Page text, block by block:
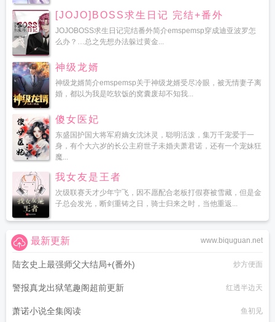
[JOJO]BOSS求生日记 完结+番外
JOJOBOSS求生日记完结番外简介emspemsp穿成迪亚波罗怎
么办？…总之先想办法躲过黄金...
神级龙婿
神级龙婿简介emspemsp关于神级龙婿受尽冷眼，被无情妻子离
婚，都以为我是吃软饭的窝囊废却不知我...
傻女医妃
东盛国护国大将军府嫡女沈沐灵，聪明活泼，集万千宠爱于一
身，有个大六岁的长公主府世子未婚夫萧君诺，还有一个宠妹狂
魔...
我女友是王者
次级联赛天才少年宁飞，因不愿配合老板打假赛被雪藏，但是金
子总会发光，断剑重铸之日，骑士归来之时，当他重返...
www.biquguan.net
最新更新
陆玄史上最强师父大结局+(番外) 炒方便面
警报真龙出狱笔趣阁超前更新 红透半边天
萧诺小说全集阅读 鱼初见